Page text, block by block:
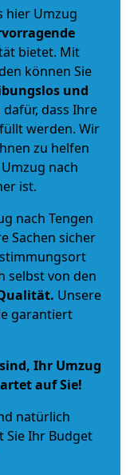
hier Umzug
bietet. Mit
können Sie
und
dass Ihre
werden. Wir
zu helfen
nach
ist.
nach Tengen
Sachen sicher
selbst von den
. Unsere
garantiert
Ihr Umzug
auf Sie!
natürlich
Sie Ihr Budget